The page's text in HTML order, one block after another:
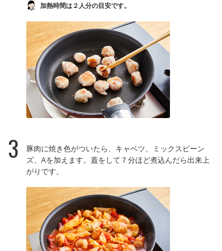
加熱時間は２人分の目安です。
3
豚肉に焼き色がついたら、キャベツ、ミックスビーン
ズ、Aを加えます。蓋をして７分ほど煮込んだら出来上
がりです。